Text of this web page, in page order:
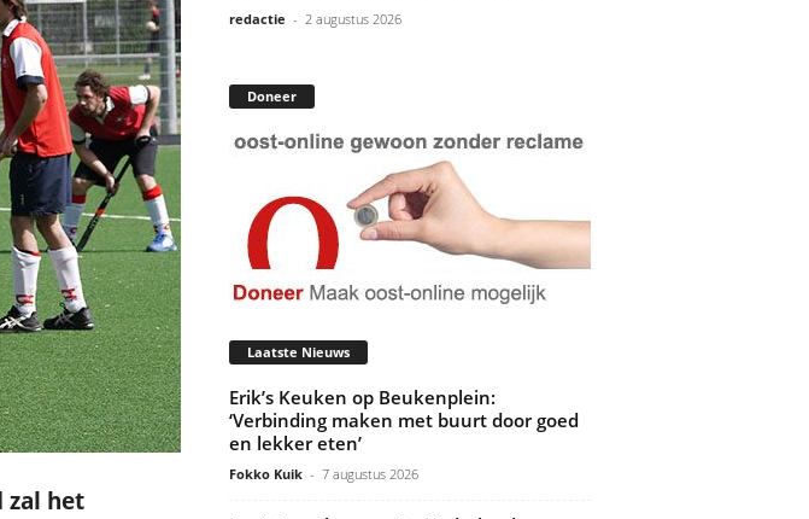
zal het
redactie - 2 augustus 2026
Doneer
Laatste Nieuws
Erik’s Keuken op Beukenplein:
‘Verbinding maken met buurt door goed
en lekker eten’
Fokko Kuik - 7 augustus 2026